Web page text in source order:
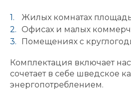
Жилых комнатах
Офисах и малых
Помещениях с
Комплектация включает
сочетает в себе шведское
энергопотреблением.